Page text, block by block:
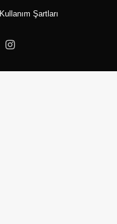
Kullanım Şartları
Instagram